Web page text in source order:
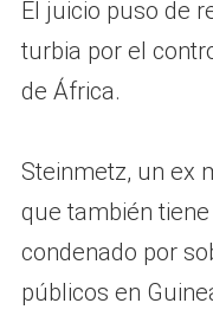
El juicio puso de
turbia por el
de África.
Steinmetz, un ex
que también
condenado por
públicos en